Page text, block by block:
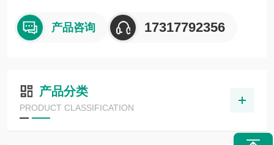
产品咨询 17317792356
产品分类
PRODUCT CLASSIFICATION